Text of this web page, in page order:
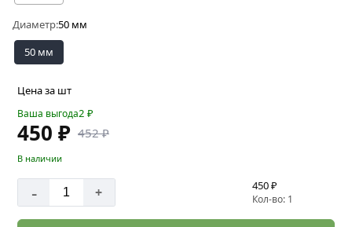
Диаметр:50 мм
50 мм
Цена за шт
Ваша выгода2 ₽
450 ₽ 452 ₽
В наличии
- + 450 ₽
Кол-во: 1